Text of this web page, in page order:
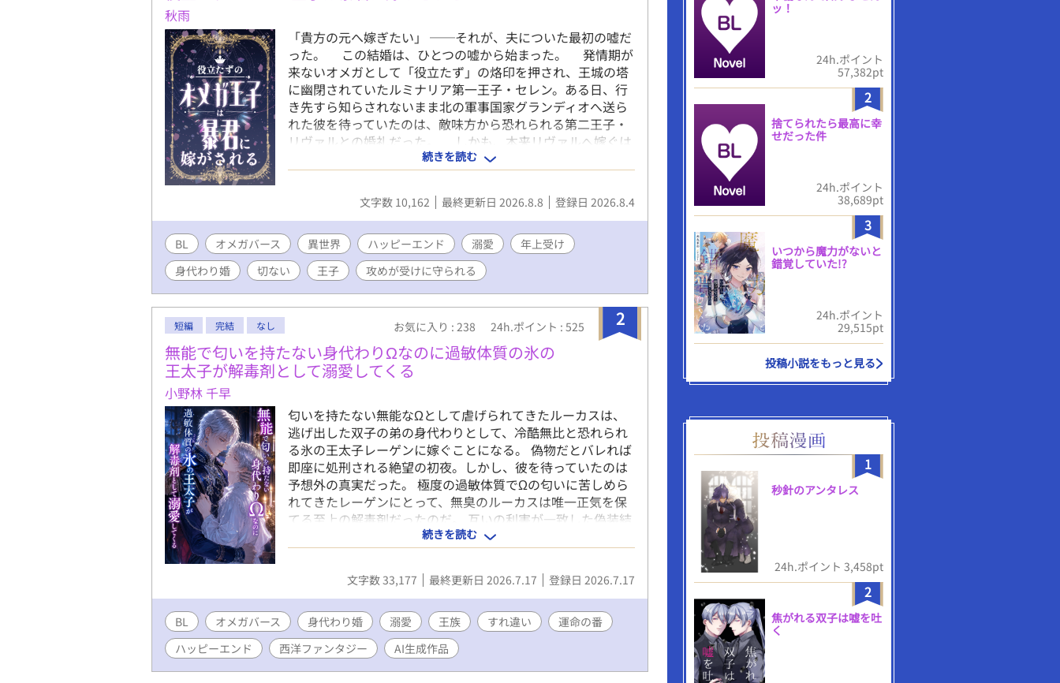
秋雨
「貴方の元へ嫁ぎたい」 ──それが、夫についた最初の嘘だ
った。 この結婚は、ひとつの嘘から始まった。 発情期が
来ないオメガとして「役立たず」の烙印を押され、王城の塔
に幽閉されていたルミナリア第一王子・セレン。ある日、行
き先すら知らされないまま北の軍事国家グランディオへ送ら
れた彼を待っていたのは、敵味方から恐れられる第二王子・
リヴァルとの婚礼だった。 しかも、本来リヴァルへ嫁ぐは
ずだったのは妹の第四王女。相手が自分ではなかったと知っ
たセレンは、この婚姻が破談になれば国同士の関係まで崩れ
ると恐れ、咄嗟に告げる。 「私が望んで、貴方の元へ嫁いで
きたのです」 もちろん、嘘だった。 ところが「誰が相手
どこか違っていた。セレンに無理を強いることも、役立たず
と蔑むこともない。それどころか誰にも必要とされないと思
っていたセレンの魔法は、リヴァルと共に戦うことで思いが
けない力を発揮していく。 食事を共にし、剣を教わり、戦
場で互いを守るうち、形だけだった夫婦の距離も少しずつ変
わっていく。 国のためなら、自分などどうなってもいいと
思っていたセレン。婚姻など誰としても同じだと思っていた
リヴァル。 やがて二人は次第に仲を深め、そして気付く。
最初は嘘だった「貴方の元へ嫁ぎたい」という言葉が、い
に、リヴァルもまた、セレンを手放しがたくなっていたこと
を。 けれどそんなある時、セレンのついた必死の嘘が、二
人を引き裂く。 📖毎日0時更新 🏆 Fujossy小説大賞に応募中
です！「面白かった」「続きが気になる」と思っていただけ
ましたら、応援投票していただけると嬉しいです✨
https://fujossy.jp/books/32037 お借りした表紙素材 ・ina様
https://www.pixiv.net/artworks/118203553 ・きっち様
https://www.pixiv.net/artworks/112188714 ・ノファテス様
続きを読む
文字数 10,162 最終更新日 2026.8.8 登録日 2026.8.4
BL オメガバース 異世界 ハッピーエンド 溺愛
年上受け
身代わり婚
切ない 王子 攻めが受けに守られる
2
短編 完結 なし お気に入り : 238 24h.ポイント : 525
無能で匂いを持たない身代わりΩなのに過敏体質の氷の
王太子が解毒剤として溺愛してくる
小野林 千早
匂いを持たない無能なΩとして虐げられてきたルーカスは、
逃げ出した双子の弟の身代わりとして、冷酷無比と恐れられ
る氷の王太子レーゲンに嫁ぐことになる。 偽物だとバレれば
即座に処刑される絶望の初夜。しかし、彼を待っていたのは
予想外の真実だった。 極度の過敏体質でΩの匂いに苦しめら
れてきたレーゲンにとって、無臭のルーカスは唯一正気を保
てる至上の解毒剤だったのだ。 互いの利害が一致した偽装結
婚。しかし、触れ合う温もりの中で、二人は次第に惹かれ合
っていく。 そんな中、ルーカスに遅すぎる発情期が訪れ、完
璧だった関係に破滅の足音が忍び寄る。 身代わりから始ま
る、不器用な二人の溺愛オメガバースファンタジー。
続きを読む
文字数 33,177 最終更新日 2026.7.17 登録日 2026.7.17
BL オメガバース 身代わり婚 溺愛 王族 すれ違い
運命の番
ハッピーエンド
西洋ファンタジー AI生成作品
ッ！
24h.ポイント
57,382pt
2
捨てられたら最高に幸
せだった件
24h.ポイント
38,689pt
3
いつから魔力がないと
錯覚していた!?
24h.ポイント
29,515pt
投稿小説をもっと見る
1
秒針のアンタレス
24h.ポイント 3,458pt
2
焦がれる双子は嘘を吐
く